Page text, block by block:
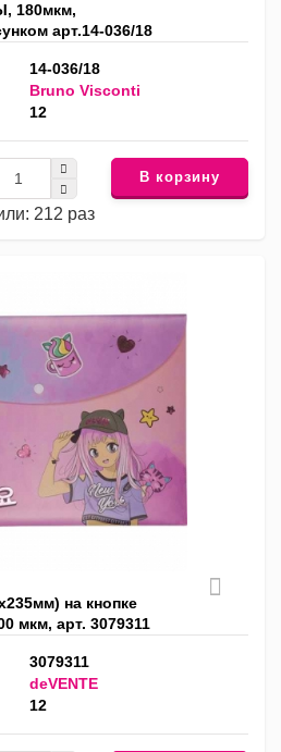
180мкм,
арт.14-036/18
14-036/18
Bruno Visconti
12
212 раз
В корзину
на кнопке
мкм, арт. 3079311
3079311
deVENTE
12